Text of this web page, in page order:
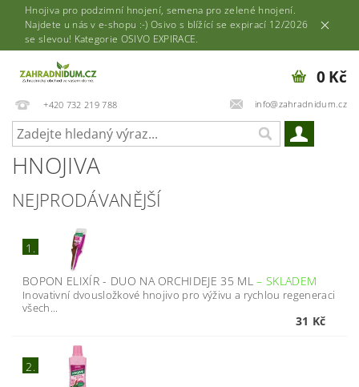
Hnojiva pro podzimní hnojení, semena pro zelené hnojení.
Najdete u nás v e-shopu :-) Osivo s blížící se expirací 12/2026
se slevou! Kategorie OSIVO EXPIRACE.
+420 732 219 788 info@zahradnidum.cz
0 Kč
HNOJIVA
NEJPRODÁVANĚJŠÍ
1.
BOPON ELIXÍR - DUO NA ORCHIDEJE 35 ML– SKLADEM
Inovativní dvousložkové hnojivo pro výživu a rychlou regeneraci
všech...
31 Kč
2.